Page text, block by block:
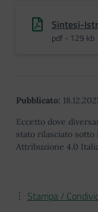
Sintesi-
pdf - 129 kb
Pubblicato:
Eccetto dove
stato rilasciato sotto
Attribuzione 4.0
Stampa /